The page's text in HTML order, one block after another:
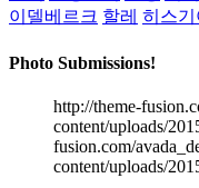
이델베르크 할레 히스기
Photo Submissions!
http://theme-
content/uploads/
fusion.com/
content/uploads/